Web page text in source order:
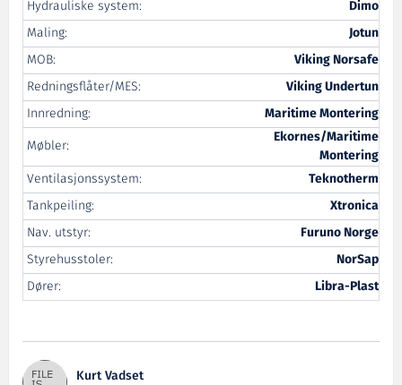
Hydrauliske system:
Dimo
Maling:
Jotun
MOB:
Viking Norsafe
Redningsflåter/MES:
Viking Undertun
Innredning:
Maritime Montering
Møbler:
Ekornes/Maritime
Montering
Ventilasjonssystem:
Teknotherm
Tankpeiling:
Xtronica
Nav. utstyr:
Furuno Norge
Styrehusstoler:
NorSap
Dører:
Libra-Plast
Kurt Vadset